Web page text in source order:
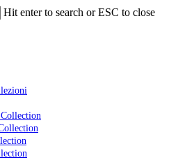
Hit enter to search or ESC to close